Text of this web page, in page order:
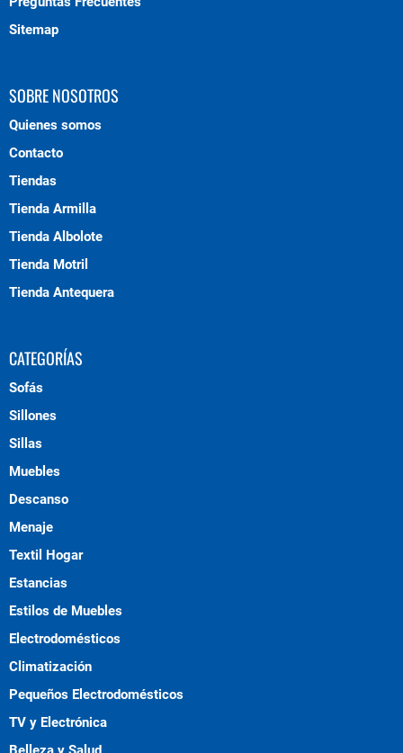
Sitemap
SOBRE NOSOTROS
Quienes somos
Contacto
Tiendas
Tienda Armilla
Tienda Albolote
Tienda Motril
Tienda Antequera
CATEGORÍAS
Sofás
Sillones
Sillas
Muebles
Descanso
Menaje
Textil Hogar
Estancias
Estilos de Muebles
Electrodomésticos
Climatización
Pequeños Electrodomésticos
TV y Electrónica